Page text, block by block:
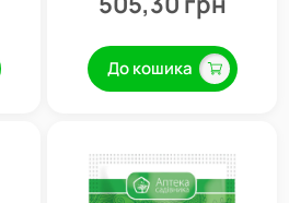
До кошика